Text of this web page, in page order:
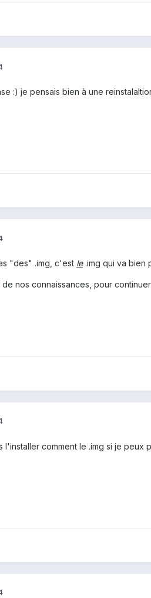
:) je pensais bien à une
"des" .img, c'est le.img qui va bien
nos connaissances, pour
l'installer comment le .img si je peux